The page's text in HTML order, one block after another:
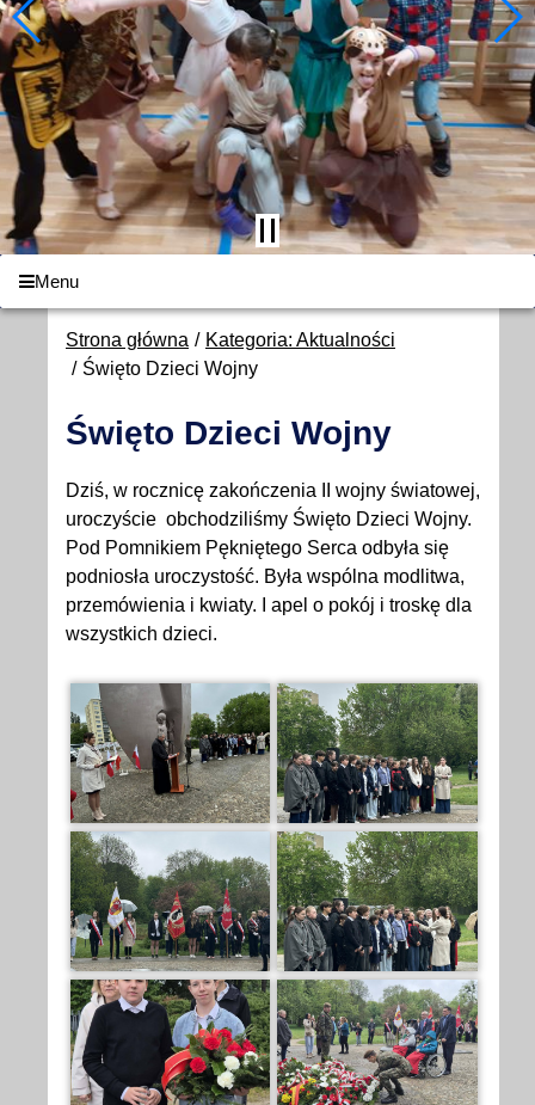
Menu
Strona główna
Kategoria: Aktualności
Święto Dzieci Wojny
Święto Dzieci Wojny
Dziś, w rocznicę zakończenia II wojny światowej,
uroczyście obchodziliśmy Święto Dzieci Wojny.
Pod Pomnikiem Pękniętego Serca odbyła się
podniosła uroczystość. Była wspólna modlitwa,
przemówienia i kwiaty. I apel o pokój i troskę dla
wszystkich dzieci.